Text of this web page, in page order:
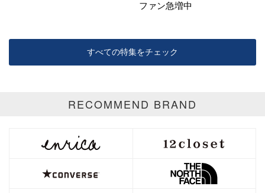
ファン急増中
すべての特集をチェック
RECOMMEND BRAND